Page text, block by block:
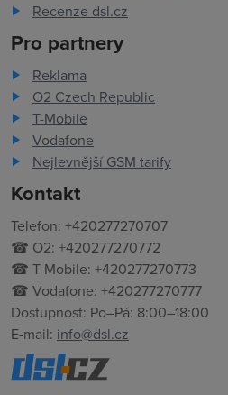
Recenze dsl.cz
Pro partnery
Reklama
O2 Czech Republic
T-Mobile
Vodafone
Nejlevnější GSM tarify
Kontakt
Telefon: +420277270707
☎ O2: +420277270772
☎ T-Mobile: +420277270773
☎ Vodafone: +420277270777
Dostupnost: Po–Pá: 8:00–18:00
E-mail: info@dsl.cz